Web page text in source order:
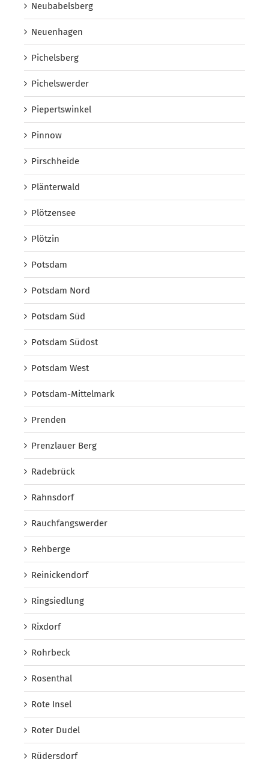
Neubabelsberg
Neuenhagen
Pichelsberg
Pichelswerder
Piepertswinkel
Pinnow
Pirschheide
Plänterwald
Plötzensee
Plötzin
Potsdam
Potsdam Nord
Potsdam Süd
Potsdam Südost
Potsdam West
Potsdam-Mittelmark
Prenden
Prenzlauer Berg
Radebrück
Rahnsdorf
Rauchfangswerder
Rehberge
Reinickendorf
Ringsiedlung
Rixdorf
Rohrbeck
Rosenthal
Rote Insel
Roter Dudel
Rüdersdorf